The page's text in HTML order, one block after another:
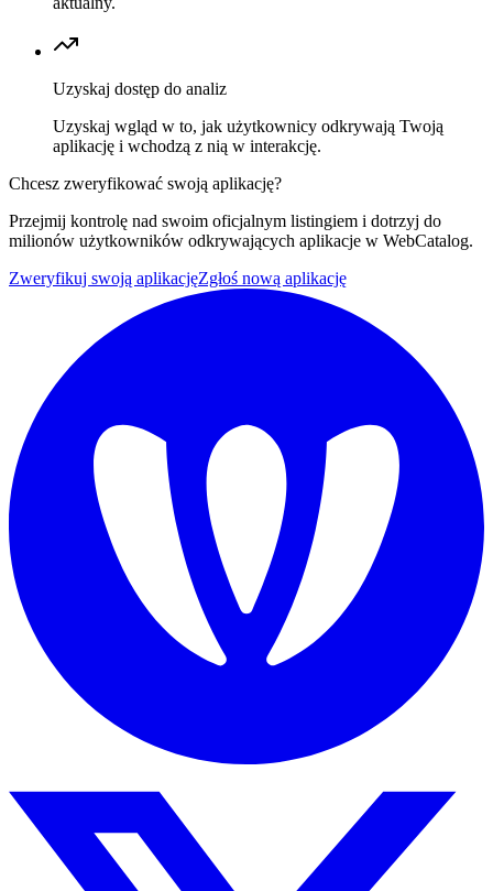
Uzyskaj dostęp do analiz
Uzyskaj wgląd w to, jak użytkownicy odkrywają Twoją
aplikację i wchodzą z nią w interakcję.
Chcesz zweryfikować swoją aplikację?
Przejmij kontrolę nad swoim oficjalnym listingiem i dotrzyj do
milionów użytkowników odkrywających aplikacje w WebCatalog.
Zweryfikuj swoją aplikacjęZgłoś nową aplikację